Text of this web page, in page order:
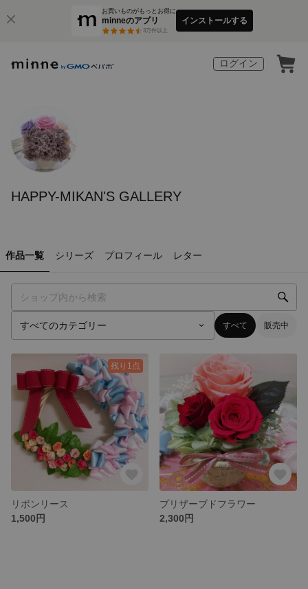
お買いものがもっとお得に
minneのアプリ
3万件以上
インストールする
ログイン
HAPPY-MIKAN'S GALLERY
作品一覧 シリーズ プロフィール レター
すべて 販売中
残り1点
リボンリース
1,500円
プリザーブドフラワー
2,300円